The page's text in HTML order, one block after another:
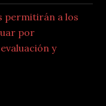
permitirán a los
por
y